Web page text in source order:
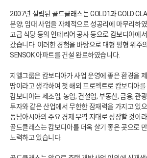
2007년 설립된 골드클래스는 GOLD1과 GOLD
분양, 임대 사업을 자체적으로 성공리에 마무리하
고급 식당 등의 인테리어 공사 등으로 캄보디아에
갔습니다. 이러한 경험을 바탕으로 대형 평형 위주
SENSOK 아파트를 건설 완료하였습니다.
지엘그룹은 캄보디아가 사업 운영에 좋은 환경을
땅이라고 생각하여 첫 해외 프로젝트로 캄보디아
캄보디아는 제조업, 농업, 건설업, 부동산, 금융, 관
투자와 같은 산업에서 무한한 잠재력을 가지고 있
동남아시아의 주요 경제 무역 지대로 성장할 것이
골드클래스는 캄보디아를 더욱 살기 좋은 곳으로
노력하고 있습니다.